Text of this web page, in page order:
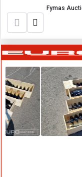
Fymas